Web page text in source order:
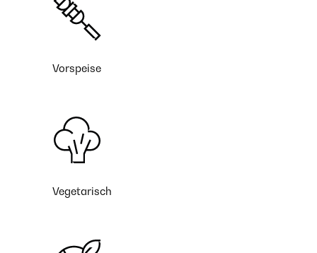
Vorspeise
Vegetarisch